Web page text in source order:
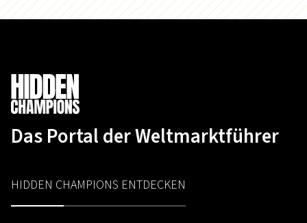
Das Portal der Weltmarktführer
HIDDEN CHAMPIONS ENTDECKEN